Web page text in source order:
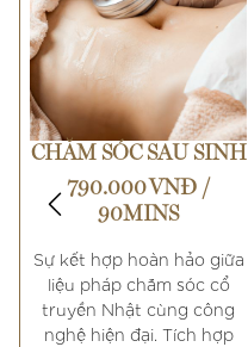
CHĂM SÓC SAU SINH
790.000 VNĐ /
90MINS
Sự kết hợp hoàn hảo giữa
liệu pháp chăm sóc cổ
truyền Nhật cùng công
nghệ hiện đại. Tích hợp